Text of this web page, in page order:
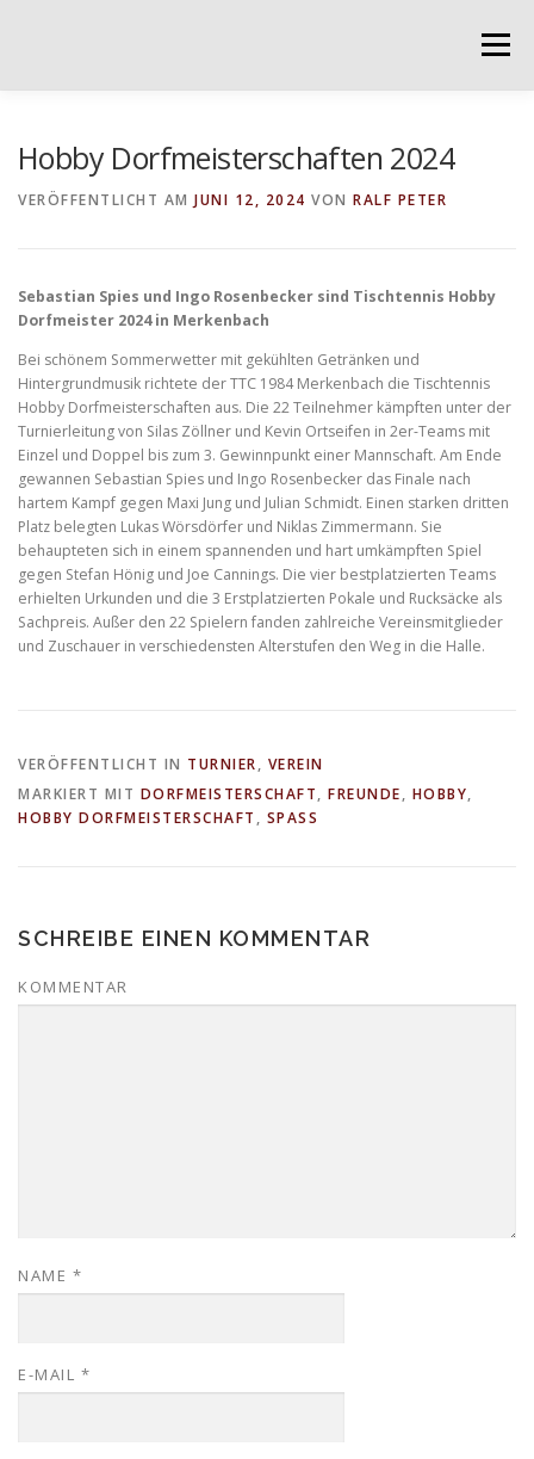
Menü
Hobby Dorfmeisterschaften 2024
VERÖFFENTLICHT AM JUNI 12, 2024 VON RALF PETER
Sebastian Spies und Ingo Rosenbecker sind Tischtennis Hobby
Dorfmeister 2024 in Merkenbach
Bei schönem Sommerwetter mit gekühlten Getränken und
Hintergrundmusik richtete der TTC 1984 Merkenbach die Tischtennis
Hobby Dorfmeisterschaften aus. Die 22 Teilnehmer kämpften unter der
Turnierleitung von Silas Zöllner und Kevin Ortseifen in 2er-Teams mit
Einzel und Doppel bis zum 3. Gewinnpunkt einer Mannschaft. Am Ende
gewannen Sebastian Spies und Ingo Rosenbecker das Finale nach
hartem Kampf gegen Maxi Jung und Julian Schmidt. Einen starken dritten
Platz belegten Lukas Wörsdörfer und Niklas Zimmermann. Sie
behaupteten sich in einem spannenden und hart umkämpften Spiel
gegen Stefan Hönig und Joe Cannings. Die vier bestplatzierten Teams
erhielten Urkunden und die 3 Erstplatzierten Pokale und Rucksäcke als
Sachpreis. Außer den 22 Spielern fanden zahlreiche Vereinsmitglieder
und Zuschauer in verschiedensten Alterstufen den Weg in die Halle.
VERÖFFENTLICHT IN TURNIER, VEREIN
MARKIERT MIT DORFMEISTERSCHAFT, FREUNDE, HOBBY,
HOBBY DORFMEISTERSCHAFT , SPASS
SCHREIBE EINEN KOMMENTAR
KOMMENTAR
NAME *
E-MAIL *